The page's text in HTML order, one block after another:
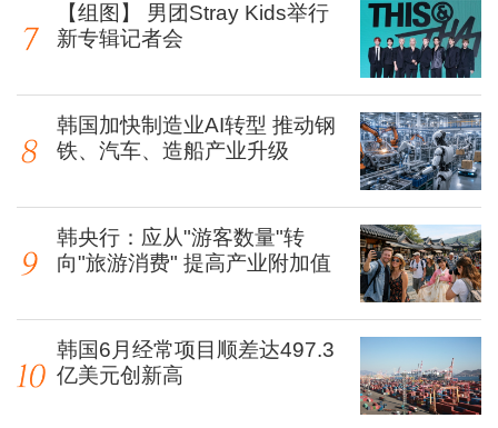
【组图】 男团Stray Kids举行
新专辑记者会
韩国加快制造业AI转型 推动钢
铁、汽车、造船产业升级
韩央行：应从"游客数量"转
向"旅游消费" 提高产业附加值
韩国6月经常项目顺差达497.3
亿美元创新高